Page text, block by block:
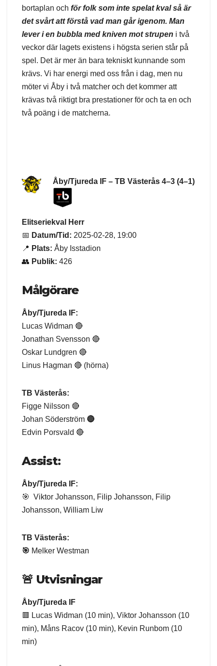
bortaplan och för folk som inte spelat kval så är
det svårt att förstå vad man går igenom. Man
lever i en bubbla med kniven mot strupen i två
veckor där lagets existens i högsta serien står på
spel. Det är mer än bara tekniskt kunnande som
krävs. Vi har energi med oss från i dag, men nu
möter vi Åby i två matcher och det kommer att
krävas två riktigt bra prestationer för och ta en och
två poäng i de matcherna.
Åby/Tjureda IF – TB Västerås 4–3 (4–1)
Elitseriekval Herr
📅 Datum/Tid: 2025-02-28, 19:00
📍 Plats: Åby Isstadion
👥 Publik: 426
Målgörare
Åby/Tjureda IF:
Lucas Widman 🔴
Jonathan Svensson 🔴
Oskar Lundgren 🔴
Linus Hagman 🔴 (hörna)
TB Västerås:
Figge Nilsson 🔴
Johan Söderström 🔴
Edvin Porsvald 🔴
Assist:
Åby/Tjureda IF:
🎯 Viktor Johansson, Filip Johansson, Filip
Johansson, William Liw
TB Västerås:
🎯 Melker Westman
🚨 Utvisningar
Åby/Tjureda IF
🟥 Lucas Widman (10 min), Viktor Johansson (10
min), Måns Racov (10 min), Kevin Runbom (10
min)